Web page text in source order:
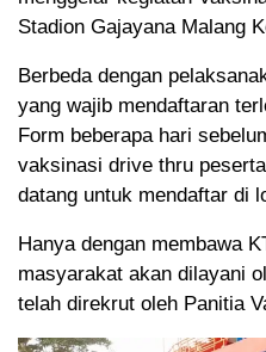
Stadion Gajayana Malang
Berbeda dengan
yang wajib mendaftaran
Form beberapa hari
vaksinasi drive thru
datang untuk mendaftar di
Hanya dengan membawa
masyarakat akan dilayani
telah direkrut oleh Panitia